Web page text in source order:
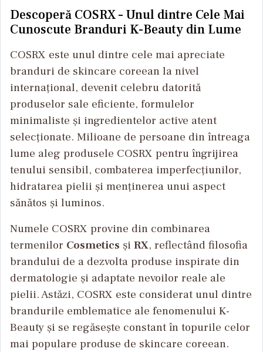
Descoperă COSRX – Unul dintre Cele Mai
Cunoscute Branduri K-Beauty din Lume
COSRX este unul dintre cele mai apreciate
branduri de skincare coreean la nivel
internațional, devenit celebru datorită
produselor sale eficiente, formulelor
minimaliste și ingredientelor active atent
selecționate. Milioane de persoane din întreaga
lume aleg produsele COSRX pentru îngrijirea
tenului sensibil, combaterea imperfecțiunilor,
hidratarea pielii și menținerea unui aspect
sănătos și luminos.
Numele COSRX provine din combinarea
termenilor Cosmetics și RX, reflectând filosofia
brandului de a dezvolta produse inspirate din
dermatologie și adaptate nevoilor reale ale
pielii. Astăzi, COSRX este considerat unul dintre
brandurile emblematice ale fenomenului K-
Beauty și se regăsește constant în topurile celor
mai populare produse de skincare coreean.